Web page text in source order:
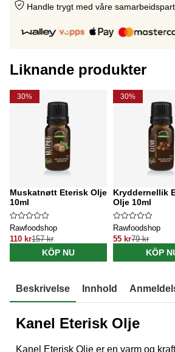
Handle trygt med våre
Liknande produkter
30%
Muskatnøtt Eterisk Olje
10ml
Rawfoodshop
110 kr157 kr
KÖP NU
30%
Kryddernellik
Olje 10ml
Rawfoodshop
55 kr79 kr
KÖP
Beskrivelse Innhold
Kanel Eterisk Olje
Kanel Eterisk Olje er en varm og